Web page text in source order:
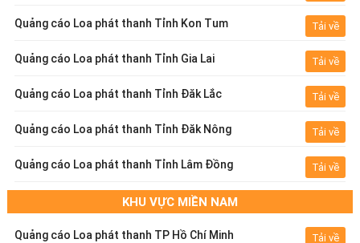
Quảng cáo Loa phát thanh Tỉnh Kon Tum Tải về
Quảng cáo Loa phát thanh Tỉnh Gia Lai Tải về
Quảng cáo Loa phát thanh Tỉnh Đăk Lắc Tải về
Quảng cáo Loa phát thanh Tỉnh Đăk Nông Tải về
Quảng cáo Loa phát thanh Tỉnh Lâm Đồng Tải về
KHU VỰC MIỀN NAM
Quảng cáo Loa phát thanh TP Hồ Chí Minh Tải về